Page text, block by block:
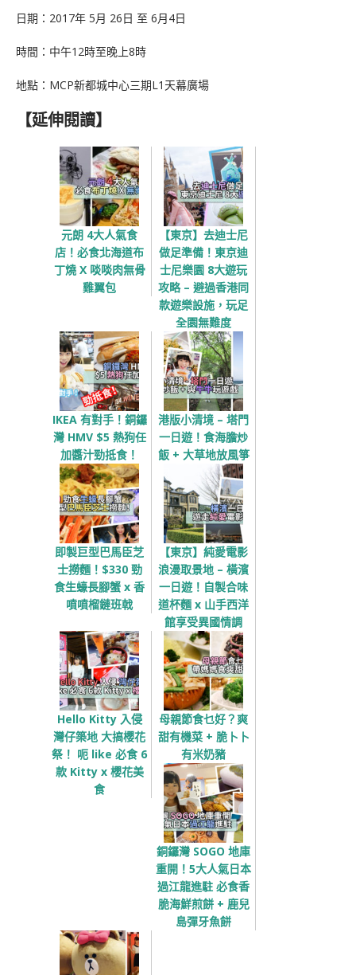
日期：2017年 5月 26日 至 6月4日
時間：中午12時至晚上8時
地點：MCP新都城中心三期L1天幕廣場
【延伸閱讀】
元朗 4大人氣食
店！必食北海道布
丁燒 X 啖啖肉無骨
雞翼包
【東京】去迪士尼
做足準備！東京迪
士尼樂園 8大遊玩
攻略 – 避過香港同
款遊樂設施，玩足
全園無難度
IKEA 有對手！銅鑼
灣 HMV $5 熱狗任
加醬汁勁抵食！
港版小清境 – 塔門
一日遊！食海膽炒
飯 + 大草地放風箏
即製巨型巴馬臣芝
士撈麵！$330 勁
食生蠔長腳蟹 x 香
噴噴榴鏈班戟
【東京】純愛電影
浪漫取景地 – 橫濱
一日遊！自製合味
道杯麵 x 山手西洋
館享受異國情調
Hello Kitty 入侵
灣仔築地 大搞櫻花
祭！ 呃 like 必食 6
款 Kitty x 櫻花美
食
母親節食乜好？爽
甜有機菜 + 脆卜卜
有米奶豬
銅鑼灣 SOGO 地庫
重開！5大人氣日本
過江龍進駐 必食香
脆海鮮煎餅 + 鹿兒
島彈牙魚餅